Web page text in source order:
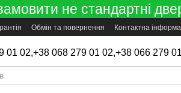
не стандартні
Обмін та повернення Контактна
01 02,+38 068 279 01 02,+38 066 279